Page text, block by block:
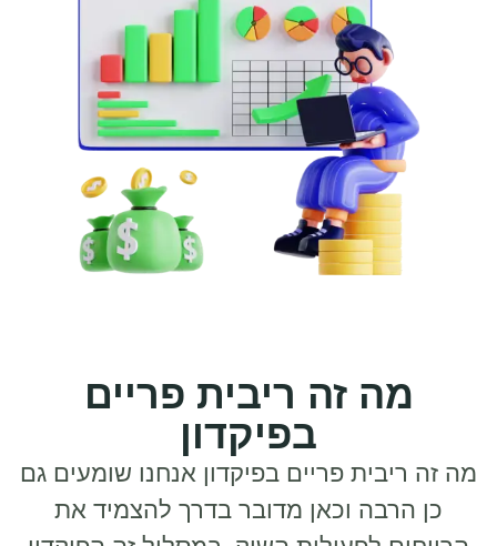
זה ריבית פריים
בפיקדון
פריים בפיקדון אנחנו שומעים גם
וכאן מדובר בדרך להצמיד את